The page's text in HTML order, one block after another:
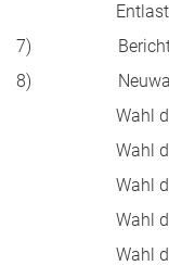
Entlastung
7) Bericht
8)
Wahl des
Wahl des
Wahl des
Wahl des
Wahl des